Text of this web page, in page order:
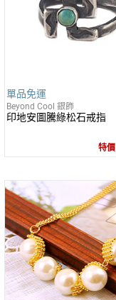
單品免運
Beyond Cool 銀飾
印地安圖騰綠松石戒指
特價